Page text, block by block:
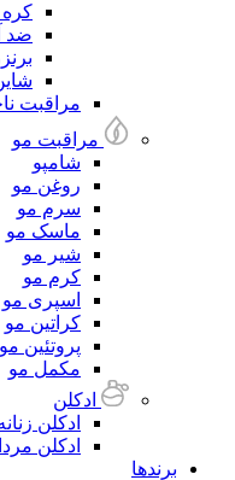
کره
ضد
مراقبت
مراقبت مو
شامپو
روغن مو
سرم مو
ماسک مو
شیر مو
کرم مو
اسپری مو
کراتین مو
پروتئین مو
مکمل مو
ادکلن
ادکلن
ادکلن
برندها